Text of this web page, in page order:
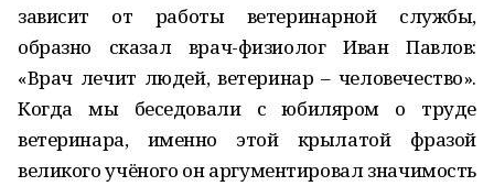
зависит от работы ветеринарной службы,
образно сказал врач-физиолог Иван Павлов:
«Врач лечит людей, ветеринар – человечество».
Когда мы беседовали с юбиляром о труде
ветеринара, именно этой крылатой фразой
великого учёного он аргументировал значимость